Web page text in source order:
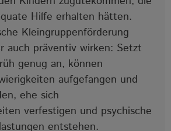
Hilfe erhalten hätten.
Kleingruppenförderung
auch präventiv wirken: Setzt
genug an, können
aufgefangen und
ehe sich
verfestigen und psychische
entstehen.